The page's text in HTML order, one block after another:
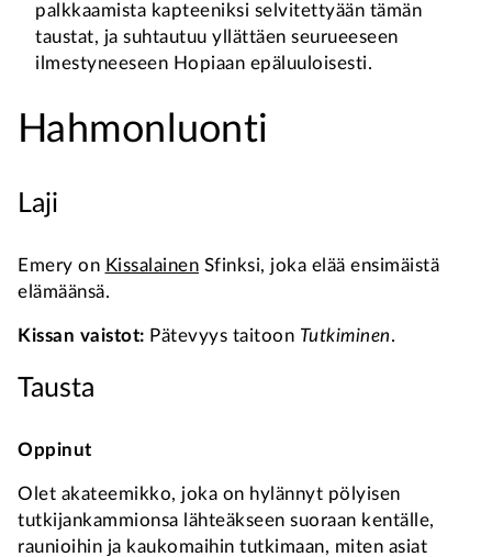
palkkaamista kapteeniksi selvitettyään tämän
taustat, ja suhtautuu yllättäen seurueeseen
ilmestyneeseen Hopiaan epäluuloisesti.
Hahmonluonti
Laji
Emery on Kissalainen Sfinksi, joka elää ensimäistä
elämäänsä.
Kissan vaistot: Pätevyys taitoon Tutkiminen.
Tausta
Oppinut
Olet akateemikko, joka on hylännyt pölyisen
tutkijankammionsa lähteäkseen suoraan kentälle,
raunioihin ja kaukomaihin tutkimaan, miten asiat